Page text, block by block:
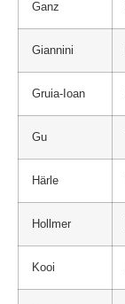
Ganz
Giannini
Gruia-Ioan
Gu
Härle
Hollmer
Kooi